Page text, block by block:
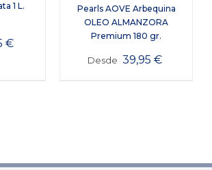
1 L.
€
Pearls AOVE Arbequina
OLEO ALMANZORA
Premium 180 gr.
Desde 39,95€